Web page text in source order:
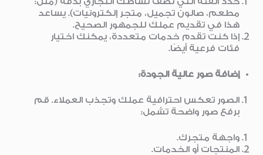
مطعم، صالون تجميل، متجر إلكترونيات). يساعد
هذا في تقديم عملك للجمهور الصحيح.
إذا كنت تقدم خدمات متعددة، يمكنك اختيار
فئات فرعية أيضًا.
إضافة صور عالية الجودة:
الصور تعكس احترافية عملك وتجذب العملاء. قم
برفع صور واضحة تشمل:
واجهة متجرك.
المنتجات أو الخدمات.